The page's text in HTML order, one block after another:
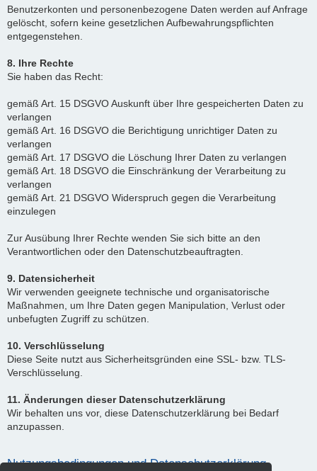
Benutzerkonten und personenbezogene Daten werden auf Anfrage
gelöscht, sofern keine gesetzlichen Aufbewahrungspflichten
entgegenstehen.
8. Ihre Rechte
Sie haben das Recht:
gemäß Art. 15 DSGVO Auskunft über Ihre gespeicherten Daten zu
verlangen
gemäß Art. 16 DSGVO die Berichtigung unrichtiger Daten zu
verlangen
gemäß Art. 17 DSGVO die Löschung Ihrer Daten zu verlangen
gemäß Art. 18 DSGVO die Einschränkung der Verarbeitung zu
verlangen
gemäß Art. 21 DSGVO Widerspruch gegen die Verarbeitung
einzulegen
Zur Ausübung Ihrer Rechte wenden Sie sich bitte an den
Verantwortlichen oder den Datenschutzbeauftragten.
9. Datensicherheit
Wir verwenden geeignete technische und organisatorische
Maßnahmen, um Ihre Daten gegen Manipulation, Verlust oder
unbefugten Zugriff zu schützen.
10. Verschlüsselung
Diese Seite nutzt aus Sicherheitsgründen eine SSL- bzw. TLS-
Verschlüsselung.
11. Änderungen dieser Datenschutzerklärung
Wir behalten uns vor, diese Datenschutzerklärung bei Bedarf
anzupassen.
Nutzungsbedingungen und Datenschutzerklärung